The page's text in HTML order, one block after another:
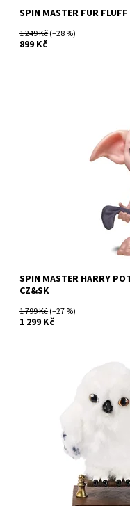
SPIN MASTER FUR
1 249 Kč(–28 %)
899 Kč
Skladem2
11157
SPIN
SPIN MASTER HARRY
CZ&SK
1 799 Kč(–27 %)
1 299 Kč
Bílá interaktivní sova
podle námětu příběhů o
Skladem
10038